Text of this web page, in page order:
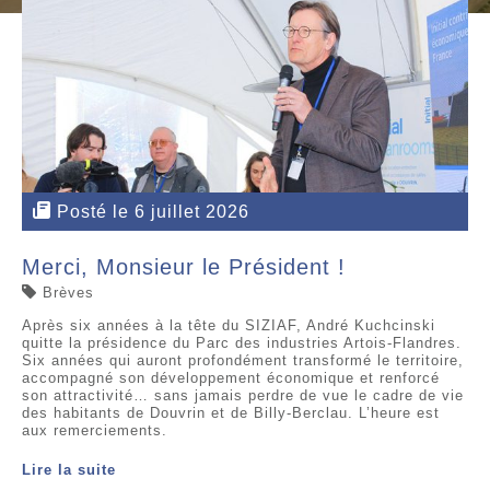
Posté le 6 juillet 2026
Merci, Monsieur le Président !
Brèves
Après six années à la tête du SIZIAF, André Kuchcinski
quitte la présidence du Parc des industries Artois-Flandres.
Six années qui auront profondément transformé le territoire,
accompagné son développement économique et renforcé
son attractivité… sans jamais perdre de vue le cadre de vie
des habitants de Douvrin et de Billy-Berclau. L’heure est
aux remerciements.
Lire la suite